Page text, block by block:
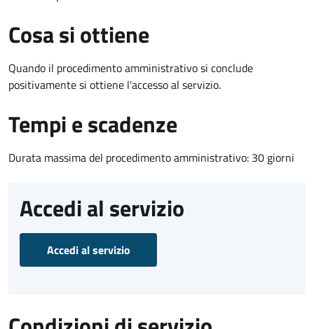
Cosa si ottiene
Quando il procedimento amministrativo si conclude
positivamente si ottiene l'accesso al servizio.
Tempi e scadenze
Durata massima del procedimento amministrativo: 30 giorni
Accedi al servizio
Accedi al servizio